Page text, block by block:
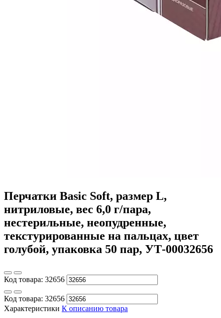
Перчатки Basic Soft, размер L,
нитриловые, вес 6,0 г/пара,
нестерильные, неопудренные,
текстурированные на пальцах, цвет
голубой, упаковка 50 пар, УТ-00032656
Код товара: 32656
Код товара: 32656
Характеристики К описанию товара